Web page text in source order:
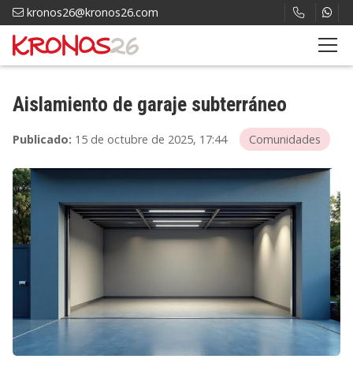
kronos26@kronos26.com
Aislamiento de garaje subterráneo
Publicado: 15 de octubre de 2025, 17:44 Comunidades